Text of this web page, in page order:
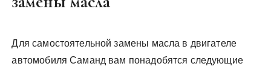
Для самостоятельной замены масла в двигателе
автомобиля Саманд вам понадобятся следующие